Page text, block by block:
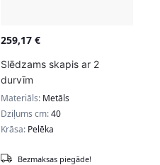
259,17€
Slēdzams skapis ar 2
durvīm
Materiāls: Metāls
Dziļums cm:40
Krāsa: Pelēka
Bezmaksas piegāde!